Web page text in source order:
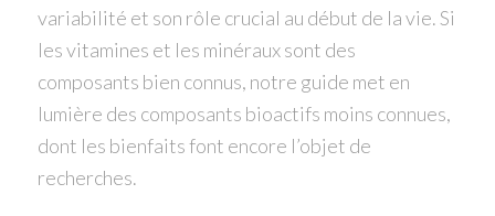
variabilité et son rôle crucial au début de la vie. Si
les vitamines et les minéraux sont des
composants bien connus, notre guide met en
lumière des composants bioactifs moins connues,
dont les bienfaits font encore l’objet de
recherches.